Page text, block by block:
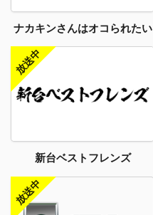
ナカキンさんはオコられたい
新台ベストフレンズ